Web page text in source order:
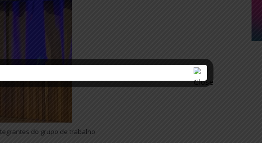
um potencial gigantesco para salvar vidas em curto prazo. O
viáveis com os recursos já destinados à manutenção e
Rinaldi.